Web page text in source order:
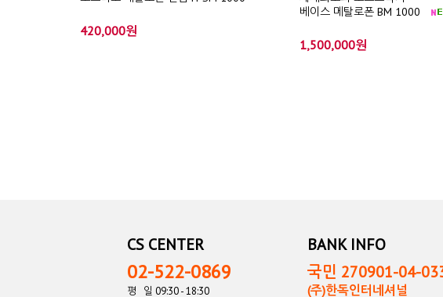
420,000원
베이스 메탈로폰 BM 1000
1,500,000원
CS CENTER
02-522-0869
평 일 09:30 - 18:30
BANK INFO
국민 270901-04-
(주)한독인터네셔널